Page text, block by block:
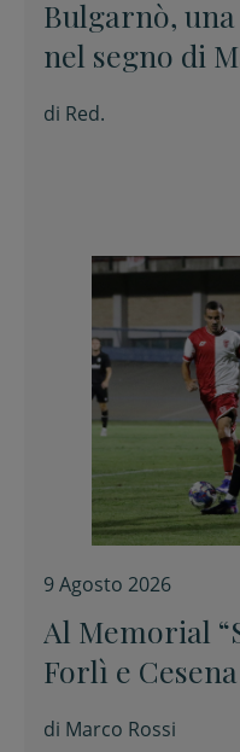
Bulgarnò,
nel segno di
di Red.
9 Agosto 2026
Al Memorial
Forlì e Cesena
di Marco Rossi